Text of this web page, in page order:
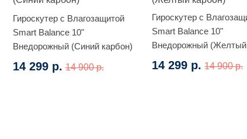
Гироскутер с Влагозащитой
Smart Balance 10"
Внедорожный (Синий карбон)
14 299 р. 14 900 р.
Гироскутер с
Smart Balance 10"
Внедорожный (Желтый
карбон)
14 299 р. 14 900 р.